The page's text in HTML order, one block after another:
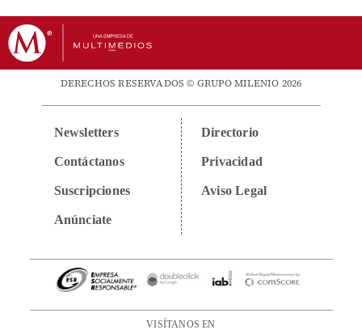
DERECHOS RESERVADOS © GRUPO MILENIO 2026
Newsletters
Contáctanos
Suscripciones
Anúnciate
Directorio
Privacidad
Aviso Legal
VISÍTANOS EN